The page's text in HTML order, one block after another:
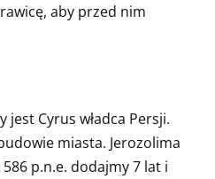
aby przed nim
Cyrus władca Persji.
miasta. Jerozolima
p.n.e. dodajmy 7 lat i